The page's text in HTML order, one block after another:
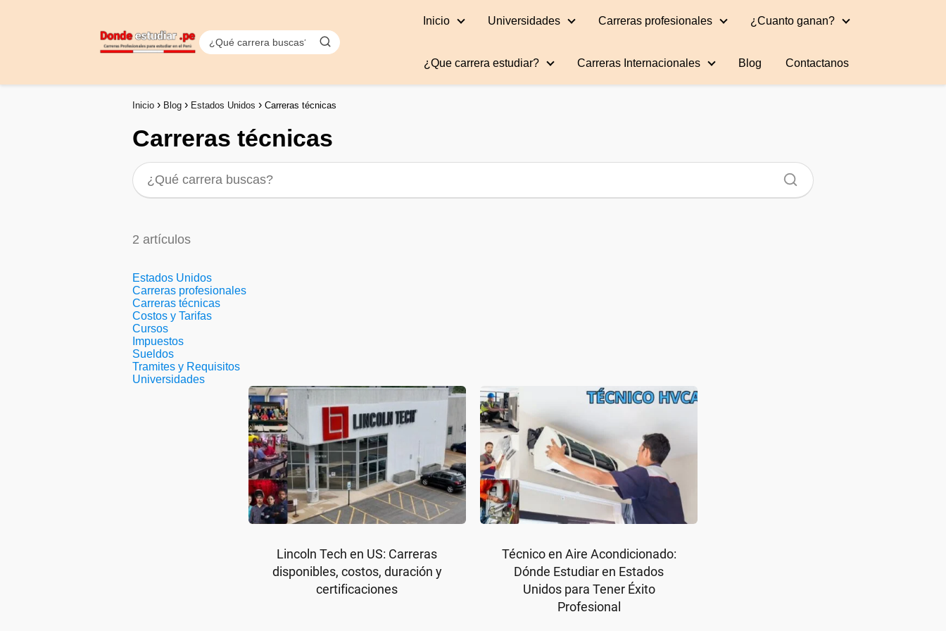
Inicio Universidades Carreras profesionales ¿Cuanto ganan?
¿Que carrera estudiar? Carreras Internacionales Blog Contactanos
Inicio Blog Estados Unidos Carreras técnicas
Carreras técnicas
2 artículos
Estados Unidos
Carreras profesionales
Carreras técnicas
Costos y Tarifas
Cursos
Impuestos
Sueldos
Tramites y Requisitos
Universidades
Lincoln Tech en US: Carreras
disponibles, costos, duración y
certificaciones
Técnico en Aire Acondicionado:
Dónde Estudiar en Estados
Unidos para Tener Éxito
Profesional